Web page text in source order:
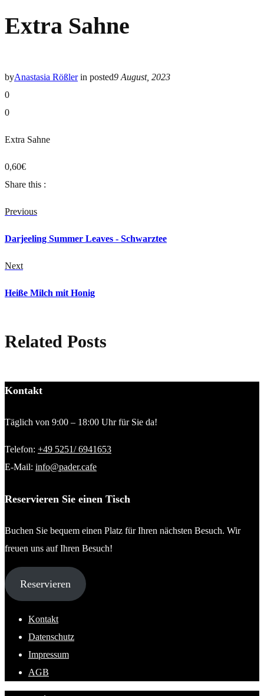
Extra Sahne
byAnastasia Rößler in posted9 August, 2023
0
0
Extra Sahne
0,60€
Share this :
Previous
Darjeeling Summer Leaves - Schwarztee
Next
Heiße Milch mit Honig
Related Posts
Kontakt
Täglich von 9:00 – 18:00 Uhr für Sie da!
Telefon: +49 5251/ 6941653
E-Mail: info@pader.cafe
Reservieren Sie einen Tisch
Buchen Sie bequem einen Platz für Ihren nächsten Besuch. Wir
freuen uns auf Ihren Besuch!
Reservieren
Kontakt
Datenschutz
Impressum
AGB